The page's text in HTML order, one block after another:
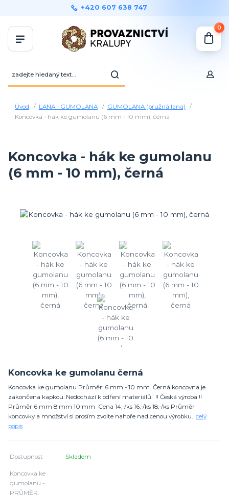
+420 607 638 747
0
Úvod LANA - GUMOLANA
GUMOLANA (pružná lana)
Koncovka - hák ke gumolanu (6 mm - 10 mm), černá
Koncovka - hák ke gumolanu
(6 mm - 10 mm), černá
Koncovka ke gumolanu černá
Koncovka ke gumolanu Průměr: 6 mm - 10 mm Černá koncovna je
zakončena kapkou. Nedochází k odření materiálů. !! Česká výroba !!
Průměr 6 mm 8 mm 10 mm Cena 14,-/ks 16,-/ks 18,-/ks Průměr
koncovky a množství si prosím zvolte nahoře nad cenou výrobku. celý
popis
Dostupnost Skladem
Koncovka ke
gumolanu -
PRŮMĚR: